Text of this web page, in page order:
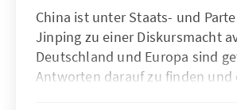
China ist unter Staats- und
Jinping zu einer Diskursmacht
Deutschland und Europa sind
Antworten darauf zu finden und